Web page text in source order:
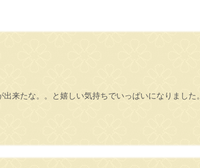
来たな。。と嬉しい気持ちでいっぱいになりました。